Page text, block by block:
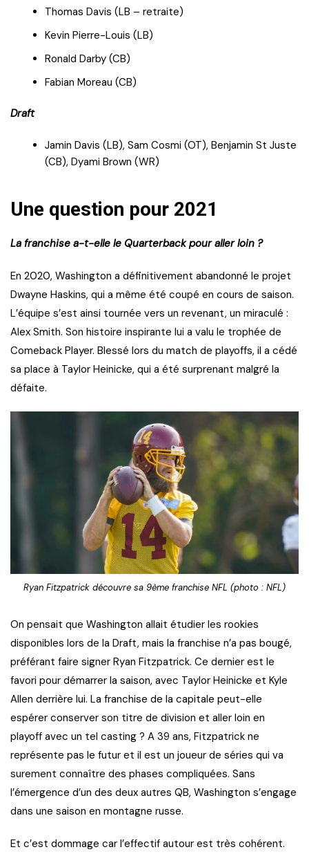
Thomas Davis (LB – retraite)
Kevin Pierre-Louis (LB)
Ronald Darby (CB)
Fabian Moreau (CB)
Draft
Jamin Davis (LB), Sam Cosmi (OT), Benjamin St Juste
(CB), Dyami Brown (WR)
Une question pour 2021
La franchise a-t-elle le Quarterback pour aller loin ?
En 2020, Washington a définitivement abandonné le projet
Dwayne Haskins, qui a même été coupé en cours de saison.
L’équipe s’est ainsi tournée vers un revenant, un miraculé :
Alex Smith. Son histoire inspirante lui a valu le trophée de
Comeback Player. Blessé lors du match de playoffs, il a cédé
sa place à Taylor Heinicke, qui a été surprenant malgré la
défaite.
Ryan Fitzpatrick découvre sa 9ème franchise NFL (photo : NFL)
On pensait que Washington allait étudier les rookies
disponibles lors de la Draft, mais la franchise n’a pas bougé,
préférant faire signer Ryan Fitzpatrick. Ce dernier est le
favori pour démarrer la saison, avec Taylor Heinicke et Kyle
Allen derrière lui. La franchise de la capitale peut-elle
espérer conserver son titre de division et aller loin en
playoff avec un tel casting ? A 39 ans, Fitzpatrick ne
représente pas le futur et il est un joueur de séries qui va
surement connaître des phases compliquées. Sans
l’émergence d’un des deux autres QB, Washington s’engage
dans une saison en montagne russe.
Et c’est dommage car l’effectif autour est très cohérent.